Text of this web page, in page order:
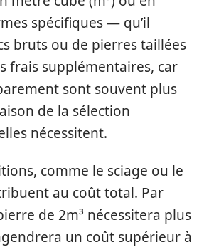
spécifiques — qu’il
bruts ou de pierres taillées
frais supplémentaires, car
sont souvent plus
de la sélection
nécessitent.
comme le sciage ou le
au coût total. Par
de 2m³ nécessitera plus
un coût supérieur à